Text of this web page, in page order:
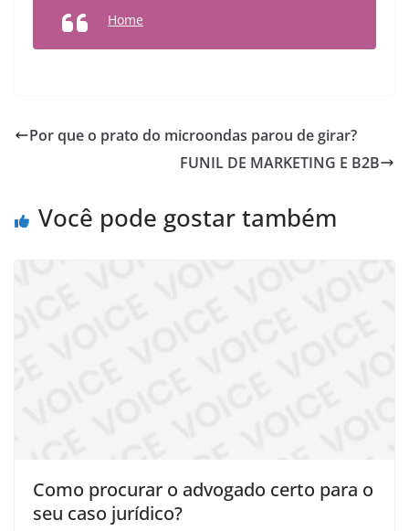
Home
Por que o prato do microondas parou de girar?
FUNIL DE MARKETING E B2B
Você pode gostar também
Como procurar o advogado certo para o
seu caso jurídico?